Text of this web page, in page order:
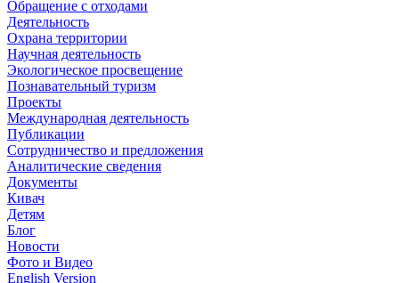
Обращение с отходами
Деятельность
Охрана территории
Научная деятельность
Экологическое просвещение
Познавательный туризм
Проекты
Международная деятельность
Публикации
Сотрудничество и предложения
Аналитические сведения
Документы
Кивач
Детям
Блог
Новости
Фото и Видео
English Version